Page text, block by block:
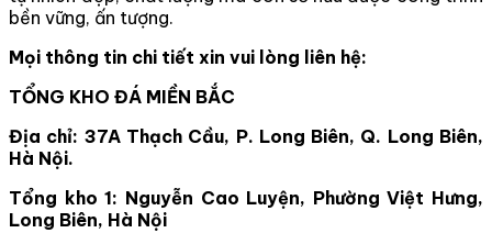
bền vững, ấn tượng.
Mọi thông tin chi tiết xin vui lòng liên hệ:
TỔNG KHO ĐÁ MIỀN BẮC
Địa chỉ: 37A Thạch Cầu, P. Long Biên, Q. Long Biên,
Hà Nội.
Tổng kho 1: Nguyễn Cao Luyện, Phường Việt Hưng,
Long Biên, Hà Nội